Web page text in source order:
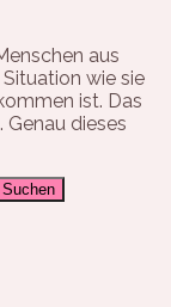
aus
wie sie
ist. Das
Genau dieses